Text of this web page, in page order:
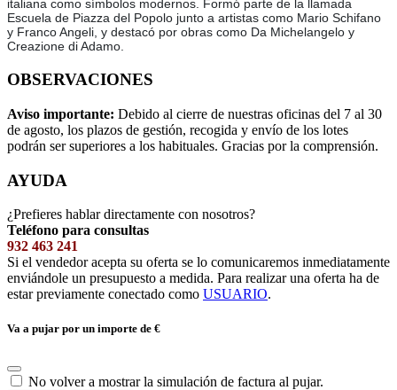
italiana como símbolos modernos. Formó parte de la llamada
Escuela de Piazza del Popolo junto a artistas como Mario Schifano
y Franco Angeli, y destacó por obras como Da Michelangelo y
Creazione di Adamo.
OBSERVACIONES
Aviso importante: Debido al cierre de nuestras oficinas del 7 al 30
de agosto, los plazos de gestión, recogida y envío de los lotes
podrán ser superiores a los habituales. Gracias por la comprensión.
AYUDA
¿Prefieres hablar directamente con nosotros?
Teléfono para consultas
932 463 241
Si el vendedor acepta su oferta se lo comunicaremos inmediatamente
enviándole un presupuesto a medida. Para realizar una oferta ha de
estar previamente conectado como USUARIO.
Va a pujar por un importe de €
No volver a mostrar la simulación de factura al pujar.